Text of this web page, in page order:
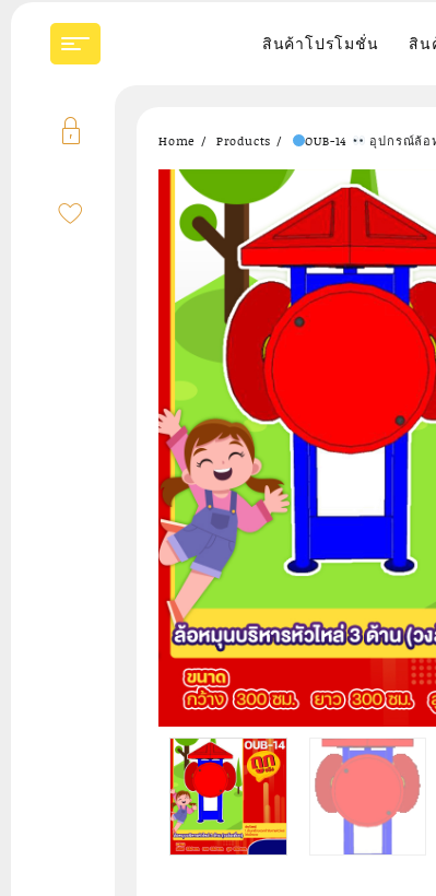
content
สินค้าโปรโมชั่น สิน
Home Products OUB-14 อุปกรณ์ล้อ